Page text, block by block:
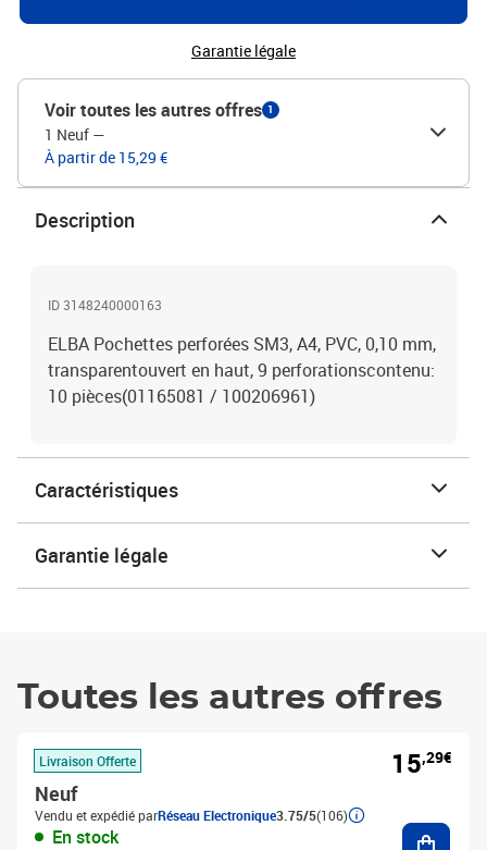
Garantie légale
Voir toutes les autres offres 1
1 Neuf —
À partir de 15,29 €
Description
ID 3148240000163
ELBA Pochettes perforées SM3, A4, PVC, 0,10 mm,
transparentouvert en haut, 9 perforationscontenu:
10 pièces(01165081 / 100206961)
Caractéristiques
Garantie légale
Toutes les autres offres
Livraison Offerte
Neuf
Vendu et expédié parRéseau Electronique3.75/5(106)
En stock
15,29€